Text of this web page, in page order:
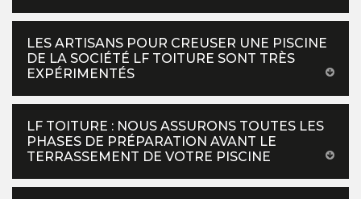
LES ARTISANS POUR CREUSER UNE PISCINE
DE LA SOCIÉTÉ LF TOITURE SONT TRÈS
EXPÉRIMENTÉS
LF TOITURE : NOUS ASSURONS TOUTES LES
PHASES DE PRÉPARATION AVANT LE
TERRASSEMENT DE VOTRE PISCINE